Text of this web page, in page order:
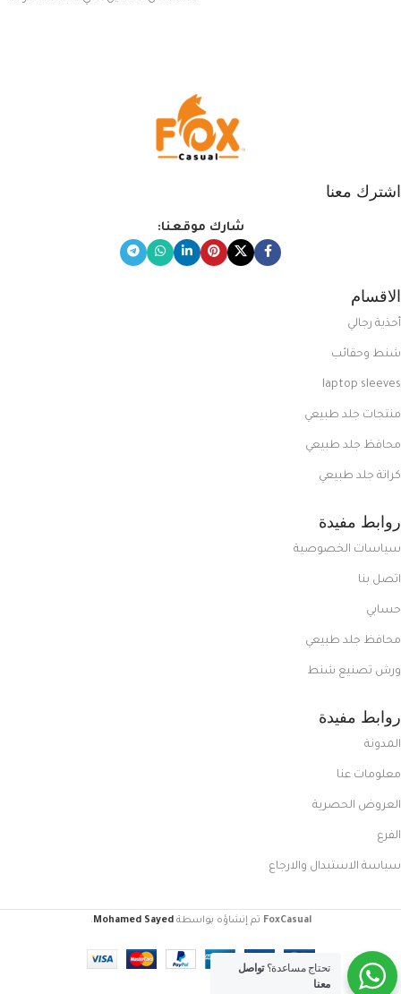
اشترك معنا
شارك موقعنا:
الاقسام
أحذية رجالي
شنط وحقائب
laptop sleeves
منتجات جلد طبيعي
محافظ جلد طبيعي
كراتة جلد طبيعي
روابط مفيدة
سياسات الخصوصية
اتصل بنا
حسابي
محافظ جلد طبيعي
ورش تصنيع شنط
روابط مفيدة
المدونة
معلومات عنا
العروض الحصرية
الفرع
سياسة الاستبدال والارجاع
FoxCasual تم إنشاؤه بواسطةMohamed Sayed
.
تحتاج مساعدة؟تواصل
معنا